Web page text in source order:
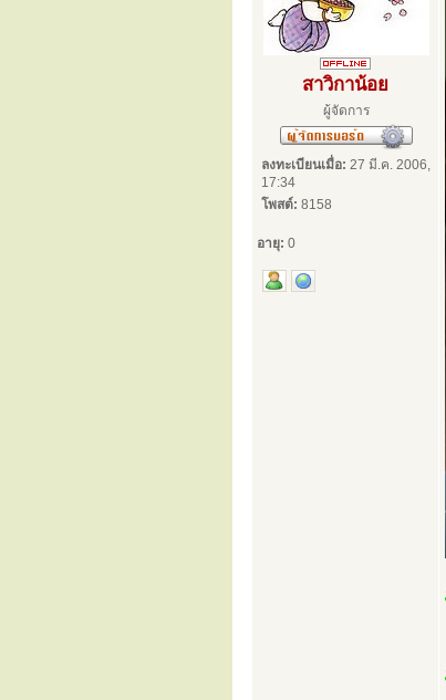
สาวิกาน้อย
ผู้จัดการ
ลงทะเบียนเมื่อ: 27 มี.ค. 2006,
17:34
โพสต์: 8158
อายุ: 0